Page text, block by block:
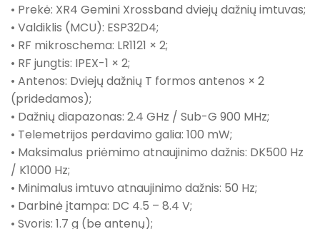
• Prekė: XR4 Gemini Xrossband dviejų dažnių imtuvas;
• Valdiklis (MCU): ESP32D4;
• RF mikroschema: LR1121 × 2;
• RF jungtis: IPEX-1 × 2;
• Antenos: Dviejų dažnių T formos antenos × 2
(pridedamos);
• Dažnių diapazonas: 2.4 GHz / Sub-G 900 MHz;
• Telemetrijos perdavimo galia: 100 mW;
• Maksimalus priėmimo atnaujinimo dažnis: DK500 Hz
/ K1000 Hz;
• Minimalus imtuvo atnaujinimo dažnis: 50 Hz;
• Darbinė įtampa: DC 4.5 – 8.4 V;
• Svoris: 1.7 g (be antenų);